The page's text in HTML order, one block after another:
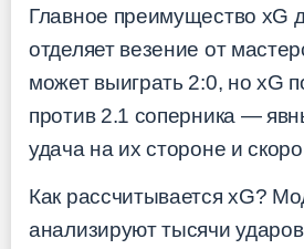
Главное преимущество xG
отделяет везение от
может выиграть 2:0, но xG
против 2.1 соперника —
удача на их стороне и
Как рассчитывается xG?
анализируют тысячи